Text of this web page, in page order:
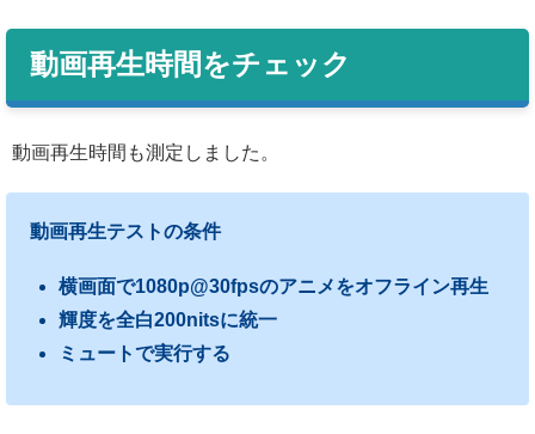
動画再生時間をチェック
動画再生時間も測定しました。
動画再生テストの条件
横画面で1080p@30fpsのアニメをオフライン再生
輝度を全白200nitsに統一
ミュートで実行する